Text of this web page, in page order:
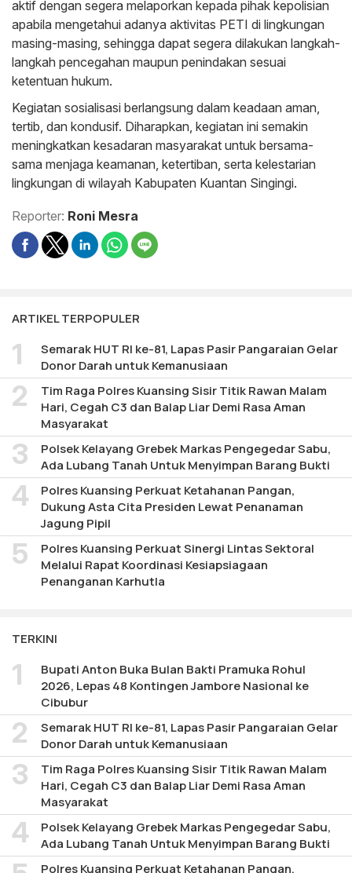
aktif dengan segera melaporkan kepada pihak kepolisian
apabila mengetahui adanya aktivitas PETI di lingkungan
masing-masing, sehingga dapat segera dilakukan langkah-
langkah pencegahan maupun penindakan sesuai
ketentuan hukum.
Kegiatan sosialisasi berlangsung dalam keadaan aman,
tertib, dan kondusif. Diharapkan, kegiatan ini semakin
meningkatkan kesadaran masyarakat untuk bersama-
sama menjaga keamanan, ketertiban, serta kelestarian
lingkungan di wilayah Kabupaten Kuantan Singingi.
Reporter: Roni Mesra
ARTIKEL TERPOPULER
Semarak HUT RI ke-81, Lapas Pasir Pangaraian Gelar
Donor Darah untuk Kemanusiaan
Tim Raga Polres Kuansing Sisir Titik Rawan Malam
Hari, Cegah C3 dan Balap Liar Demi Rasa Aman
Masyarakat
Polsek Kelayang Grebek Markas Pengegedar Sabu,
Ada Lubang Tanah Untuk Menyimpan Barang Bukti
Polres Kuansing Perkuat Ketahanan Pangan,
Dukung Asta Cita Presiden Lewat Penanaman
Jagung Pipil
Polres Kuansing Perkuat Sinergi Lintas Sektoral
Melalui Rapat Koordinasi Kesiapsiagaan
Penanganan Karhutla
TERKINI
Bupati Anton Buka Bulan Bakti Pramuka Rohul
2026, Lepas 48 Kontingen Jambore Nasional ke
Cibubur
Semarak HUT RI ke-81, Lapas Pasir Pangaraian Gelar
Donor Darah untuk Kemanusiaan
Tim Raga Polres Kuansing Sisir Titik Rawan Malam
Hari, Cegah C3 dan Balap Liar Demi Rasa Aman
Masyarakat
Polsek Kelayang Grebek Markas Pengegedar Sabu,
Ada Lubang Tanah Untuk Menyimpan Barang Bukti
Polres Kuansing Perkuat Ketahanan Pangan,